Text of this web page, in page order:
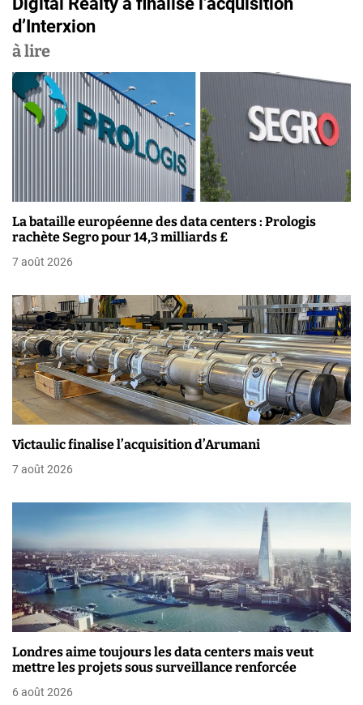
g
a
t
d
e
l
’
a
r
t
i
c
d’Interxion
à lire
La bataille européenne des data centers : Prologis
rachète Segro pour 14,3 milliards £
7 août 2026
Victaulic finalise l’acquisition d’Arumani
7 août 2026
Londres aime toujours les data centers mais veut
mettre les projets sous surveillance renforcée
6 août 2026